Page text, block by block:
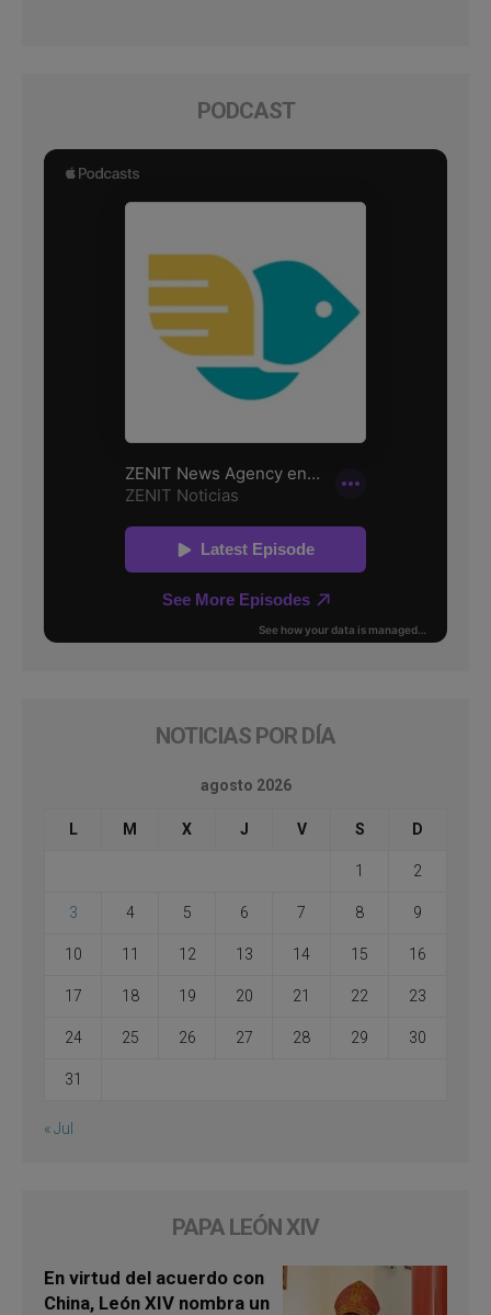
PODCAST
NOTICIAS POR DÍA
agosto 2026
L M X J V S D
1 2
3 4 5 6 7 8 9
10 11 12 13 14 15 16
17 18 19 20 21 22 23
24 25 26 27 28 29 30
31
« Jul
PAPA LEÓN XIV
En virtud del acuerdo con
China, León XIV nombra un